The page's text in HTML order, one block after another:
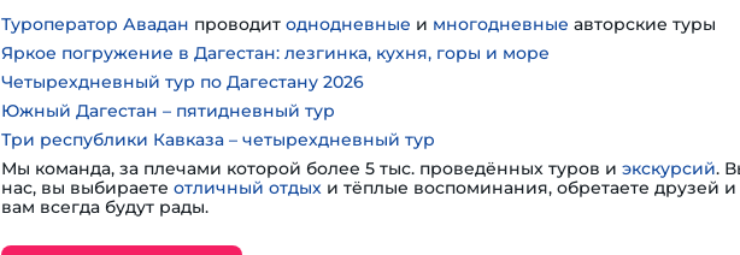
Туроператор Авадан проводит однодневные и многодневные авторские туры
Яркое погружение в Дагестан: лезгинка, кухня, горы и море
Четырехдневный тур по Дагестану 2026
Южный Дагестан – пятидневный тур
Три республики Кавказа – четырехдневный тур
Мы команда, за плечами которой более 5 тыс. проведённых туров и экскурсий.
нас, вы выбираете отличный отдых и тёплые воспоминания, обретаете друзей и
вам всегда будут рады.